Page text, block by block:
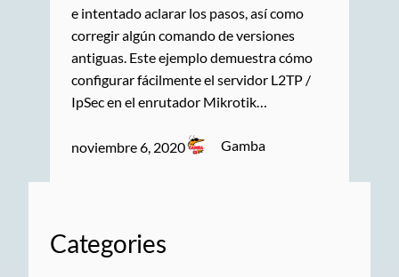
e intentado aclarar los pasos, así como
corregir algún comando de versiones
antiguas. Este ejemplo demuestra cómo
configurar fácilmente el servidor L2TP /
IpSec en el enrutador Mikrotik…
noviembre 6, 2020 Gamba
Categories